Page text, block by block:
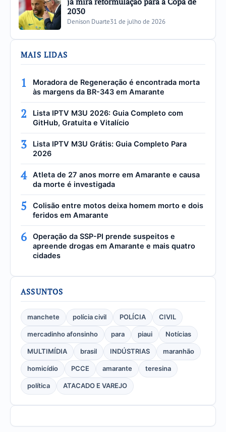
2030
Denison Duarte31 de julho de 2026
MAIS LIDAS
1
Moradora de Regeneração é encontrada morta
às margens da BR-343 em Amarante
2
Lista IPTV M3U 2026: Guia Completo com
GitHub, Gratuita e Vitalício
3
Lista IPTV M3U Grátis: Guia Completo Para
2026
4
Atleta de 27 anos morre em Amarante e causa
da morte é investigada
5
Colisão entre motos deixa homem morto e dois
feridos em Amarante
6
Operação da SSP-PI prende suspeitos e
apreende drogas em Amarante e mais quatro
cidades
ASSUNTOS
manchete polícia civil POLÍCIA
CIVIL
mercadinho afonsinho
para piaui
Notícias
MULTIMÍDIA
brasil INDÚSTRIAS
maranhão
homicídio
PCCE amarante
teresina
política
ATACADO E VAREJO